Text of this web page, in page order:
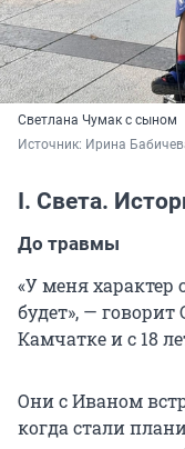
Светлана Чумак с сыном
Источник: Ирина
I. Света.
До травмы
«У меня характер
будет», —
Камчатке и с 18
Они с Иваном
когда стали